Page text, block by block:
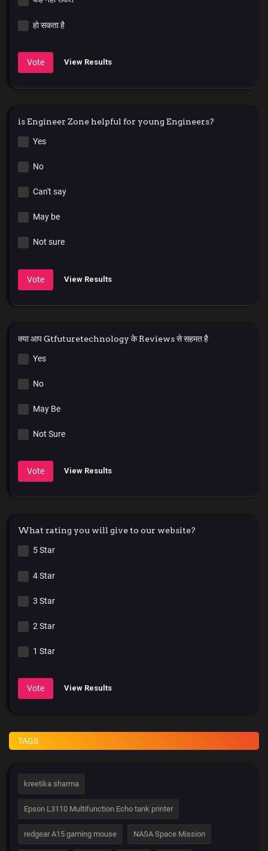
हो सकता है
Vote View Results
is Engineer Zone helpful for young Engineers?
Yes
No
Can't say
May be
Not sure
Vote View Results
क्या आप Gtfuturetechnology के Reviews से सहमत है
Yes
No
May Be
Not Sure
Vote View Results
What rating you will give to our website?
5 Star
4 Star
3 Star
2 Star
1 Star
Vote View Results
TAGS
kreetika sharma
Epson L3110 Multifunction Echo tank printer
redgear A15 gaming mouse NASA Space Mission